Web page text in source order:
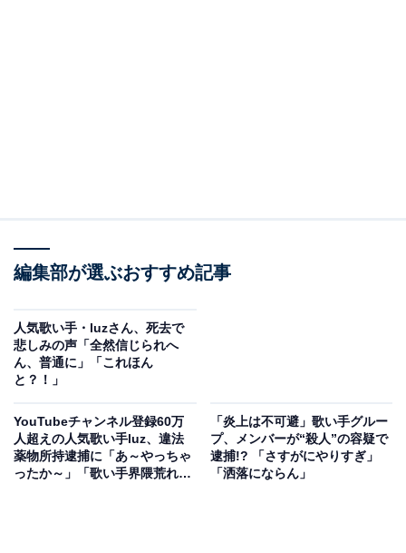
編集部が選ぶおすすめ記事
人気歌い手・luzさん、死去で
悲しみの声「全然信じられへ
ん、普通に」「これほん
と？！」
YouTubeチャンネル登録60万
人超えの人気歌い手luz、違法
薬物所持逮捕に「あ～やっちゃ
ったか～」「歌い手界隈荒れす
「炎上は不可避」歌い手グルー
プ、メンバーが“殺人”の容疑で
逮捕!? 「さすがにやりすぎ」
「洒落にならん」